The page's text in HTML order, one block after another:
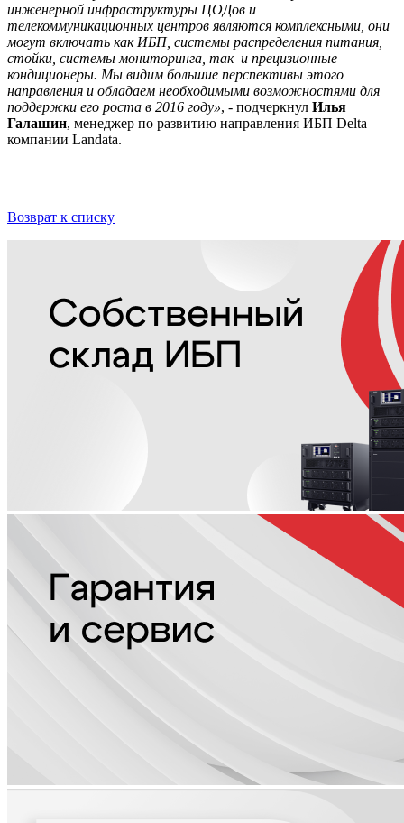
инженерной инфраструктуры ЦОДов и
телекоммуникационных центров являются комплексными, они
могут включать как ИБП, системы распределения питания,
стойки, системы мониторинга, так и прецизионные
кондиционеры. Мы видим большие перспективы этого
направления и обладаем необходимыми возможностями для
поддержки его роста в 2016 году», - подчеркнул Илья
Галашин, менеджер по развитию направления ИБП Delta
компании Landata.
Возврат к списку